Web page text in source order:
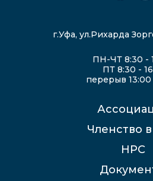
г.Уфа, ул.Рихарда
ПН-ЧТ 8:30 -
ПТ 8:30 -
перерыв 13:00
Членство
НРС